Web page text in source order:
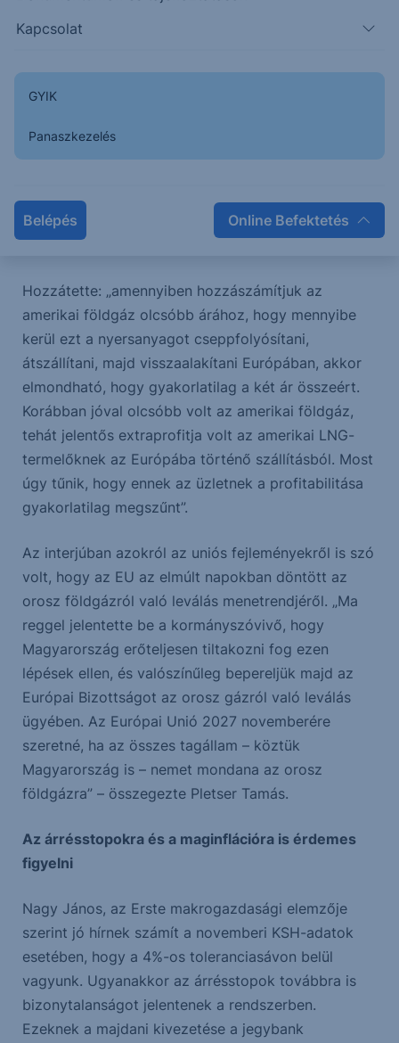
Kapcsolat
GYIK
Panaszkezelés
Belépés Online Befektetés
Európában csökkentek a földgázárak, és egészen
27-28 euró/megawattórás szintig estünk az utóbbi
Európába cseppfolyós formában” – mondta Pletser
Tamás, az Erste olaj- és gázipari elemzője a Trend
FM Reggeli Monitor műsorában.
Hozzátette: „amennyiben hozzászámítjuk az
amerikai földgáz olcsóbb árához, hogy mennyibe
kerül ezt a nyersanyagot cseppfolyósítani,
átszállítani, majd visszaalakítani Európában, akkor
elmondható, hogy gyakorlatilag a két ár összeért.
Korábban jóval olcsóbb volt az amerikai földgáz,
tehát jelentős extraprofitja volt az amerikai LNG-
termelőknek az Európába történő szállításból. Most
úgy tűnik, hogy ennek az üzletnek a profitabilitása
gyakorlatilag megszűnt”.
Az interjúban azokról az uniós fejleményekről is szó
volt, hogy az EU az elmúlt napokban döntött az
orosz földgázról való leválás menetrendjéről. „Ma
reggel jelentette be a kormányszóvivő, hogy
Magyarország erőteljesen tiltakozni fog ezen
lépések ellen, és valószínűleg bepereljük majd az
Európai Bizottságot az orosz gázról való leválás
ügyében. Az Európai Unió 2027 novemberére
szeretné, ha az összes tagállam – köztük
Magyarország is – nemet mondana az orosz
földgázra” – összegezte Pletser Tamás.
Az árrésstopokra és a maginflációra is érdemes
figyelni
Nagy János, az Erste makrogazdasági elemzője
szerint jó hírnek számít a novemberi KSH-adatok
esetében, hogy a 4%-os toleranciasávon belül
vagyunk. Ugyanakkor az árrésstopok továbbra is
bizonytalanságot jelentenek a rendszerben.
Ezeknek a majdani kivezetése a jegybank